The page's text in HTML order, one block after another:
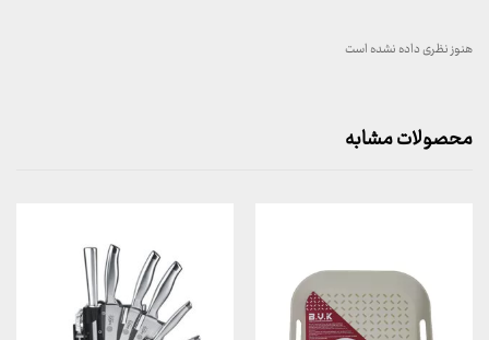
هنوز نظری داده نشده است
محصولات مشابه